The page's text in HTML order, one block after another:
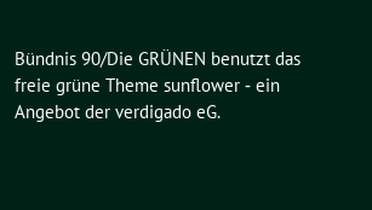
Bündnis 90/Die GRÜNEN benutzt das
freie grüne Theme sunflower ‐ ein
Angebot der verdigado eG.